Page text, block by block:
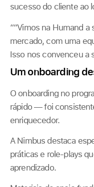
sucesso do cliente ao
““Vimos na Humand
mercado, com uma
Isso nos convenceu a
Um onboarding
O onboarding no
rápido — foi
enriquecedor.
A Nimbus destaca
práticas e role-plays
aprendizado.